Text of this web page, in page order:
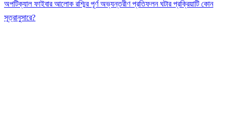
অপটিক্যাল ফাইবার আলোক রশ্মির পূর্ণ অভ্যন্তরীণ প্রতিফলন ঘটার প্রক্রিয়াটি কোন
সূত্রানুসারে?